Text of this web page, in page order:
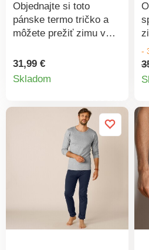
krátkymi rukávmi,
mierne hrejivé
Objednajte si toto
pánske termo tričko a
môžete prežiť zimu v
Dokonalé potešenie a
100 % hebkosť ponúka
ľahký a jemne Vás
zahreje. Vrúbkovanie
1x1. Tričko má krátke
rukávy a okrúhly
výstrih. Súprava 2 ks.
Možno prať v práčke.
31,99 €
Skladom
-